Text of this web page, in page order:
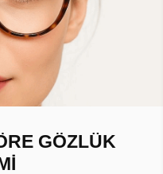
GÖZLÜK